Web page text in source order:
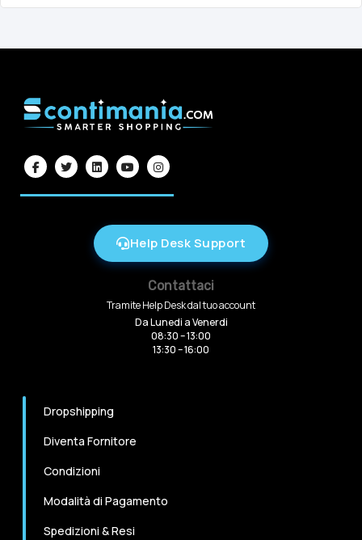
Help Desk Support
Contattaci
Tramite Help Desk dal tuo account
Da Lunedi a Venerdi
08:30 – 13:00
13:30 – 16:00
Dropshipping
Diventa Fornitore
Condizioni
Modalità di Pagamento
Spedizioni & Resi